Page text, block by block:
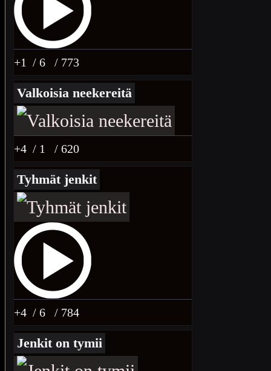
+1 / 6 / 773
Valkoisia neekereitä
+4 / 1 / 620
Tyhmät jenkit
+4 / 6 / 784
Jenkit on tymii